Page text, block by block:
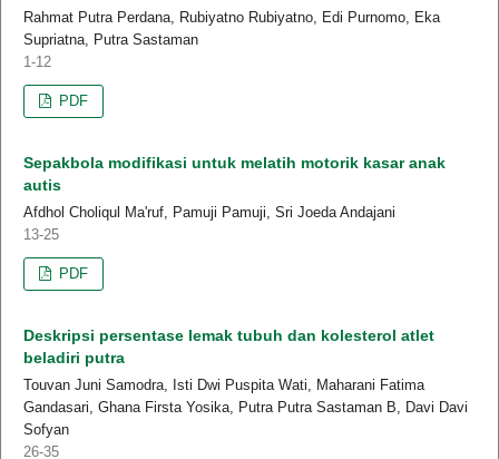
Rahmat Putra Perdana, Rubiyatno Rubiyatno, Edi Purnomo, Eka
Supriatna, Putra Sastaman
1-12
PDF
Sepakbola modifikasi untuk melatih motorik kasar anak
autis
Afdhol Choliqul Ma'ruf, Pamuji Pamuji, Sri Joeda Andajani
13-25
PDF
Deskripsi persentase lemak tubuh dan kolesterol atlet
beladiri putra
Touvan Juni Samodra, Isti Dwi Puspita Wati, Maharani Fatima
Gandasari, Ghana Firsta Yosika, Putra Putra Sastaman B, Davi Davi
Sofyan
26-35